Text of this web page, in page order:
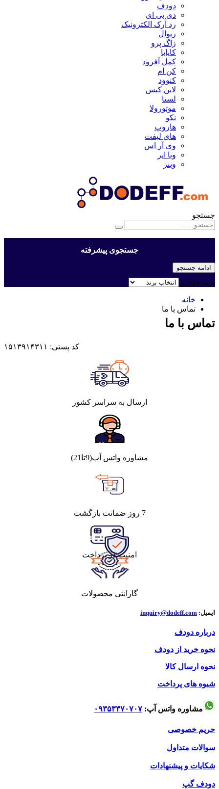
دودف
دی بی ای
رد آرک الکترونیک
ریوال
زاگ پرو
کایابا
کمل آفرود
کن ام
کنوود
لاین کیس
لستا
موتورولا
نکو
هاروپ
های لیفت
وی آر اس
ویا ایر
وینز
جستجو
جستجوی پیشرفته
ادامه جستجو
برند خودرو
خانه
تماس با ما
تماس با ما
کد پستی: ۱۵۱۳۹۱۴۳۱۱
ارسال به سراسر کشور
مشاوره واتس آپ(9تا21)
7 روز ضمانت بازگشت
امنیت در پرداخت
گارانتی محصولات
ایمیل: inquiry@dodeff.com
درباره دودف
نحوه خرید از دودف
نحوه ارسال کالا
شیوه های پرداخت
مشاوره واتس آپ: ۰۹۳۵۳۳۷۰۷۰۷
حریم خصوصی
سوالات متداول
شکایات و پیشنهادات
دودف گپ